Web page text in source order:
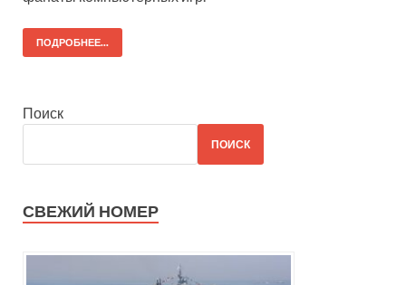
ПОДРОБНЕЕ...
Поиск
ПОИСК
СВЕЖИЙ НОМЕР